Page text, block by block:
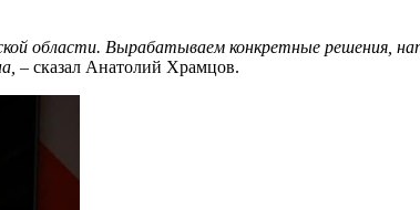
области. Вырабатываем конкретные решения,
– сказал Анатолий Храмцов.